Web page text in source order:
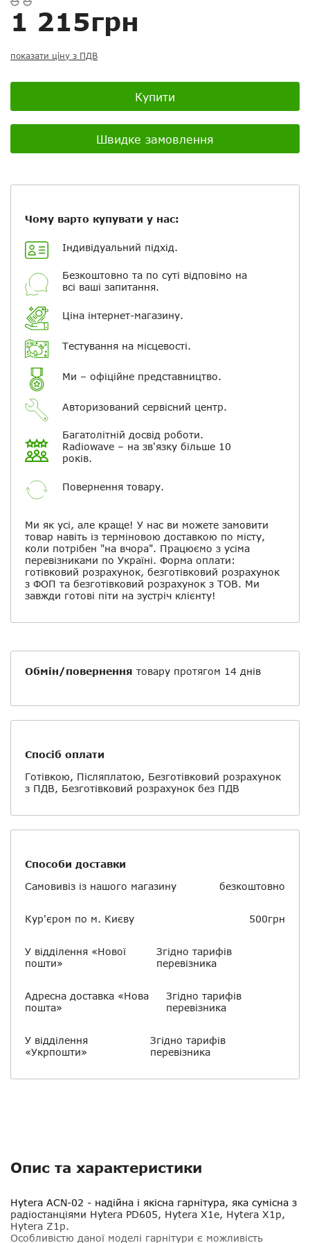
1 215грн
показати ціну з ПДВ
Купити
Швидке замовлення
Чому варто купувати у нас:
Індивідуальний підхід.
Безкоштовно та по суті відповімо на
всі ваші запитання.
Ціна інтернет-магазину.
Тестування на місцевості.
Ми – офіційне представництво.
Авторизований сервісний центр.
Багатолітній досвід роботи.
Radiowave – на зв'язку більше 10
років.
Повернення товару.
Ми як усі, але краще! У нас ви можете замовити
товар навіть із терміновою доставкою по місту,
коли потрібен "на вчора". Працюємо з усіма
перевізниками по Україні. Форма оплати:
готівковий розрахунок, безготівковий розрахунок
з ФОП та безготівковий розрахунок з ТОВ. Ми
завжди готові піти на зустріч клієнту!
Обмін/повернення товару протягом 14 днів
Спосіб оплати
Готівкою, Післяплатою, Безготівковий розрахунок
з ПДВ, Безготівковий розрахунок без ПДВ
Способи доставки
Самовивіз із нашого магазину
безкоштовно
Кур'єром по м. Києву 500грн
У відділення «Нової
пошти»
Згідно тарифів
перевізника
Адресна доставка «Нова
пошта»
Згідно тарифів
перевізника
У відділення
«Укрпошти»
Згідно тарифів
перевізника
Опис та характеристики
Hytera ACN-02 - надійна і якісна гарнітура, яка сумісна з
радіостанціями Hytera PD605, Hytera X1e, Hytera X1p,
Hytera Z1p.
Особливістю даної моделі гарнітури є можливість
Ваш відгук:
Посилання на відео з Youtube:
+ Вибрати файли
Ваше ім'я
Електронна пошта
Повідомляти про відповіді по
електронній пошті
Скасувати Залишити відгук